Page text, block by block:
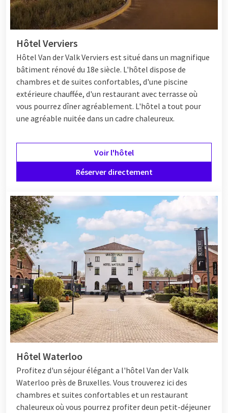
Hôtel Verviers
Hôtel Van der Valk Verviers est situé dans un magnifique
bâtiment rénové du 18e siècle. L'hôtel dispose de
chambres et de suites confortables, d'une piscine
extérieure chauffée, d'un restaurant avec terrasse où
vous pourrez dîner agréablement. L'hôtel a tout pour
une agréable nuitée dans un cadre chaleureux.
Voir l'hôtel
Réserver directement
Hôtel Waterloo
Profitez d'un séjour élégant a l'hôtel Van der Valk
Waterloo près de Bruxelles. Vous trouverez ici des
chambres et suites confortables et un restaurant
chaleureux où vous pourrez profiter deun petit-déjeuner